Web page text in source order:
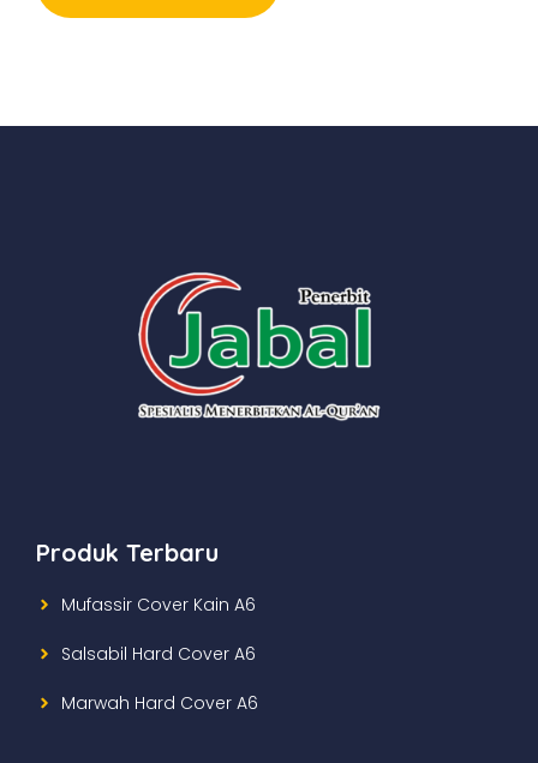
Produk Terbaru
Mufassir Cover Kain A6
Salsabil Hard Cover A6
Marwah Hard Cover A6